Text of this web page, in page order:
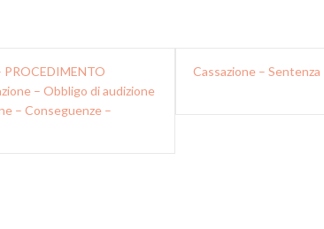
– Obbligo di audizione
– Conseguenze –
Cassazione –